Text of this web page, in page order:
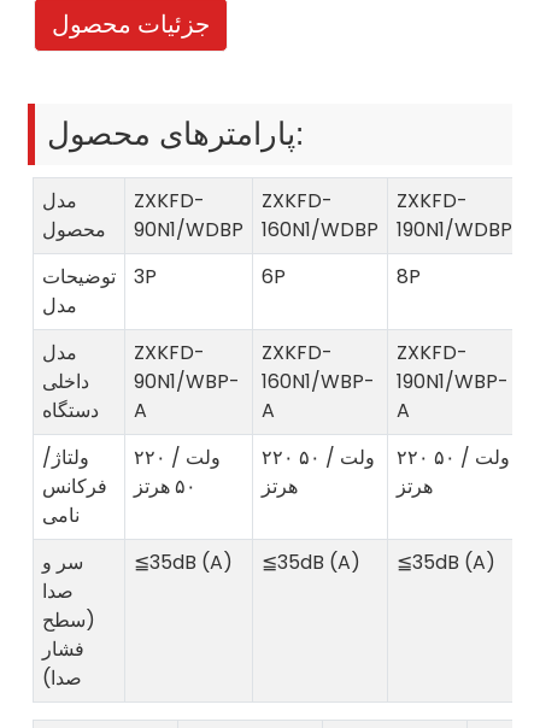
جزئیات محصول
پارامترهای محصول:
مدل
محصول
ZXKFD-
90N1/WDBP
ZXKFD-
160N1/WDBP
ZXKFD-
190N1/WDBP
توضیحات
مدل
3P 6P 8P
مدل
داخلی
دستگاه
ZXKFD-
90N1/WBP-
A
ZXKFD-
160N1/WBP-
A
ZXKFD-
190N1/WBP-
A
ولتاژ/
فرکانس
نامی
۲۲۰ ولت /
۵۰ هرتز
۲۲۰ ولت / ۵۰
هرتز
۲۲۰ ولت / ۵۰
هرتز
سر و
صدا
(سطح
فشار
صدا)
≦35dB (A) ≦35dB (A) ≦35dB (A)